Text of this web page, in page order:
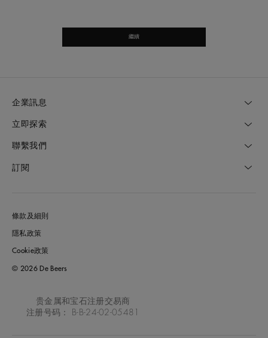
繼續
企業訊息
立即探索
聯繫我們
訂閱
條款及細則
隱私政策
Cookie政策
© 2026 De Beers
贵金属和宝石注册交易商
注册号码： B-B-24-02-05481